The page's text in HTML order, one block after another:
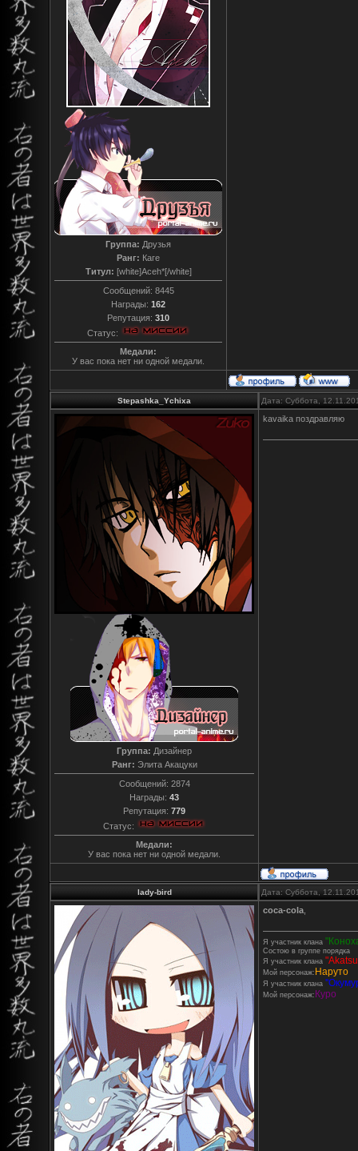
Группа: Друзья
Ранг: Каге
Титул: [white]Aceh*[/white]
Сообщений: 8445
Награды: 162
Репутация: 310
Статус:
Медали:
У вас пока нет ни одной медали.
Stepashka_Ychixa Дата: Суббота,
Группа: Дизайнер
Ранг: Элита Акацуки
Сообщений: 2874
Награды: 43
Репутация: 779
Статус:
Медали:
У вас пока нет ни одной медали.
kavaika поздравляю
lady-bird Дата: Суббота,
coca-cola
Я участник клана
Состою в группе порядка
Я участник клана
Мой персонаж: Наруто
Я участник клана
Мой персонаж: Куро